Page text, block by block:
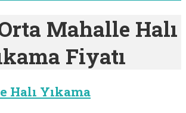
Mahalle Halı
Fiyatı
Halı Yıkama